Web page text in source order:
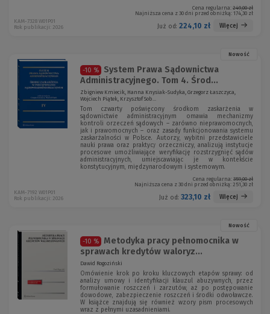
Cena regularna: 249,00 zł
Najniższa cena z 30 dni przed obniżką: 174,30 zł
Już od: 224,10 zł Więcej
KAM-7328 W01P01
Rok publikacji: 2026
Nowość
-10 %
System Prawa Sądownictwa
Administracyjnego. Tom 4. Środ...
Zbigniew Kmiecik, Hanna Knysiak-Sudyka, Grzegorz Łaszczyca,
Wojciech Piątek, Krzysztof Sob...
Tom czwarty poświęcony środkom zaskarżenia w
sądownictwie administracyjnym omawia mechanizmy
kontroli orzeczeń sądowych – zarówno nieprawomocnych,
jak i prawomocnych – oraz zasady funkcjonowania systemu
zaskarżalności w Polsce. Autorzy, wybitni przedstawiciele
nauki prawa oraz praktycy orzeczniczy, analizują instytucje
procesowe umożliwiające weryfikację rozstrzygnięć sądów
administracyjnych, umiejscawiając je w kontekście
konstytucyjnym, międzynarodowym i systemowym.
Cena regularna: 359,00 zł
Najniższa cena z 30 dni przed obniżką: 251,30 zł
Już od: 323,10 zł Więcej
KAM-7192 W01P01
Rok publikacji: 2026
Nowość
-10 %
Metodyka pracy pełnomocnika w
sprawach kredytów waloryz...
Dawid Rogoziński
Omówienie krok po kroku kluczowych etapów sprawy: od
analizy umowy i identyfikacji klauzul abuzywnych, przez
formułowanie roszczeń i zarzutów, aż po postępowanie
dowodowe, zabezpieczenie roszczeń i środki odwoławcze.
W książce znajdują się również wzory pism procesowych
wraz z pełnymi uzasadnieniami.